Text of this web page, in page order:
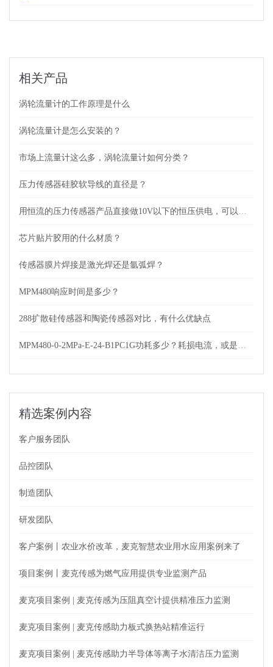
相关产品
涡轮流量计的工作原理是什么
涡轮流量计是怎么安装的？
市场上流量计这么多，涡轮流量计如何分类？
压力传感器硅胶软导线的直径是？
芯片贴片胶用的什么材质？
传感器膜片焊接是激光焊还是氩弧焊？
MPM480响应时间是多少？
288扩散硅传感器和陶瓷传感器对比，有什么优缺点
精选案例内容
客户服务团队
品控团队
制造团队
研发团队
客户案例丨农业水价改革，麦克智慧农业用水应用案例来了
项目案例丨麦克传感为燃气应用提供专业监测产品
麦克项目案例 | 麦克传感为压阻真空计提供精准压力监测
麦克项目案例 | 麦克传感助力板式换热站精准运行
麦克项目案例 | 麦克传感助力半导体等离子水清洁压力监测